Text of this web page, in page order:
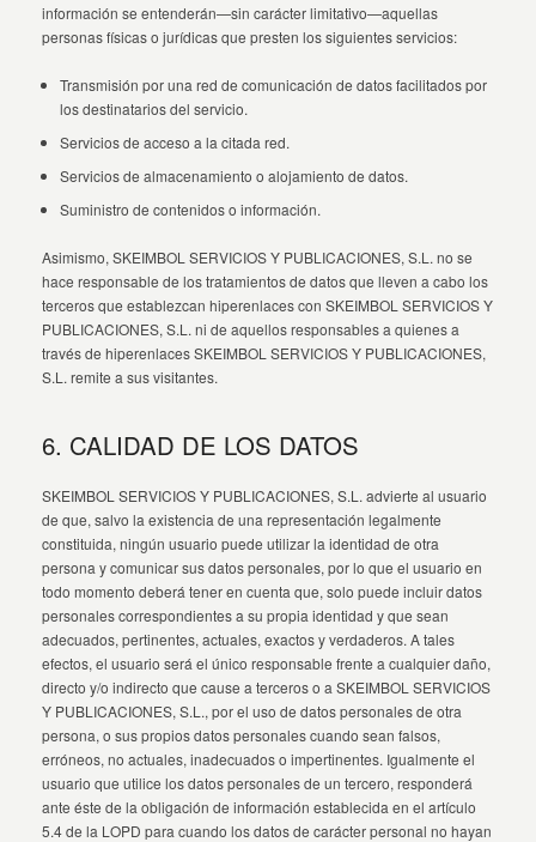
información se entenderán—sin carácter limitativo—aquellas
personas físicas o jurídicas que presten los siguientes servicios:
Transmisión por una red de comunicación de datos facilitados por
los destinatarios del servicio.
Servicios de acceso a la citada red.
Servicios de almacenamiento o alojamiento de datos.
Suministro de contenidos o información.
Asimismo, SKEIMBOL SERVICIOS Y PUBLICACIONES, S.L. no se
hace responsable de los tratamientos de datos que lleven a cabo los
terceros que establezcan hiperenlaces con SKEIMBOL SERVICIOS Y
PUBLICACIONES, S.L. ni de aquellos responsables a quienes a
través de hiperenlaces SKEIMBOL SERVICIOS Y PUBLICACIONES,
S.L. remite a sus visitantes.
6. CALIDAD DE LOS DATOS
SKEIMBOL SERVICIOS Y PUBLICACIONES, S.L. advierte al usuario
de que, salvo la existencia de una representación legalmente
constituida, ningún usuario puede utilizar la identidad de otra
persona y comunicar sus datos personales, por lo que el usuario en
todo momento deberá tener en cuenta que, solo puede incluir datos
personales correspondientes a su propia identidad y que sean
adecuados, pertinentes, actuales, exactos y verdaderos. A tales
efectos, el usuario será el único responsable frente a cualquier daño,
directo y/o indirecto que cause a terceros o a SKEIMBOL SERVICIOS
Y PUBLICACIONES, S.L., por el uso de datos personales de otra
persona, o sus propios datos personales cuando sean falsos,
erróneos, no actuales, inadecuados o impertinentes. Igualmente el
usuario que utilice los datos personales de un tercero, responderá
ante éste de la obligación de información establecida en el artículo
5.4 de la LOPD para cuando los datos de carácter personal no hayan